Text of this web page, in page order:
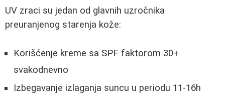
UV zraci su jedan od glavnih uzročnika
preuranjenog starenja kože:
Korišćenje kreme sa SPF faktorom 30+
svakodnevno
Izbegavanje izlaganja suncu u periodu 11-16h